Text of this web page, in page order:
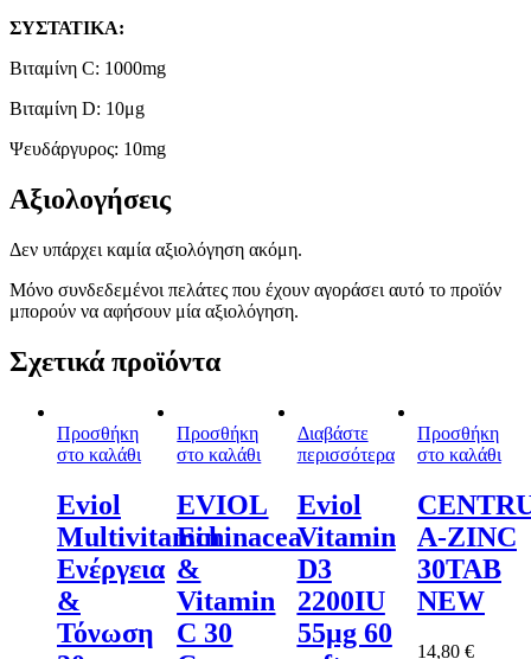
ΣΥΣΤΑΤΙΚΑ:
Βιταμίνη C: 1000mg
Βιταμίνη D: 10μg
Ψευδάργυρος: 10mg
Αξιολογήσεις
Δεν υπάρχει καμία αξιολόγηση ακόμη.
Μόνο συνδεδεμένοι πελάτες που έχουν αγοράσει αυτό το προϊόν
μπορούν να αφήσουν μία αξιολόγηση.
Σχετικά προϊόντα
Προσθήκη
στο καλάθι
Eviol
Multivitamin
Ενέργεια
&
Τόνωση
Προσθήκη
στο καλάθι
EVIOL
Echinacea
&
Vitamin
C 30
Διαβάστε
περισσότερα
Eviol
Vitamin
D3
2200IU
55μg 60
Προσθήκη
στο καλάθι
A-ZINC
30TAB
NEW
14,80 €